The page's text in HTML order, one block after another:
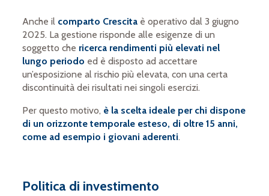
Anche il comparto Crescita è operativo dal 3 giugno
2025. La gestione risponde alle esigenze di un
soggetto che ricerca rendimenti più elevati nel
lungo periodo ed è disposto ad accettare
un’esposizione al rischio più elevata, con una certa
discontinuità dei risultati nei singoli esercizi.
Per questo motivo, è la scelta ideale per chi dispone
di un orizzonte temporale esteso, di oltre 15 anni,
come ad esempio i giovani aderenti.
Politica di investimento